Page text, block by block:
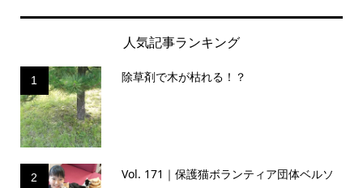
人気記事ランキング
1 除草剤で木が枯れる！？
2
Vol. 171｜保護猫ボランティア団体ベルソ